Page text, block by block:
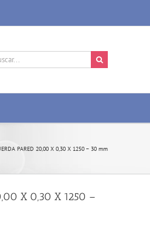
PARED 20,00 X 0,30 X 1250 – 30 mm
X 0,30 X 1250 –